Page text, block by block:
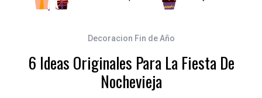
Decoracion Fin de Año
6 Ideas Originales Para La Fiesta De
Nochevieja